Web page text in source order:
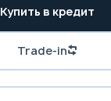
Купить в кредит
Trade-in